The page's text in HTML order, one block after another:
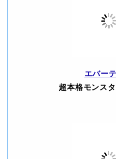
エバー
超本格モンス